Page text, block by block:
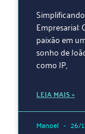
Empresarial:
paixão em
sonho de
como JP,
LEIA MAIS »
Manoel 26/